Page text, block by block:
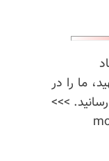
ما را در
>>>